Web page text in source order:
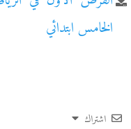
الخامس ابتدائي
اشتراك